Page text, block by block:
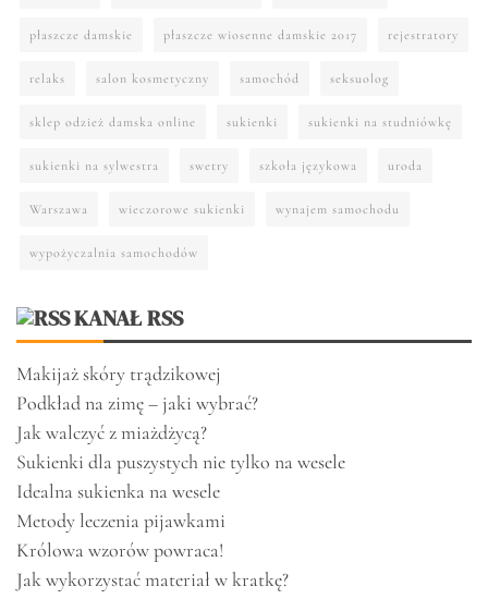
płaszcze damskie płaszcze wiosenne damskie 2017 rejestratory
relaks salon kosmetyczny samochód seksuolog
sklep odzież damska online sukienki sukienki na studniówkę
sukienki na sylwestra swetry szkoła językowa uroda
Warszawa wieczorowe sukienki wynajem samochodu
wypożyczalnia samochodów
KANAŁ RSS
Makijaż skóry trądzikowej
Podkład na zimę – jaki wybrać?
Jak walczyć z miażdżycą?
Sukienki dla puszystych nie tylko na wesele
Idealna sukienka na wesele
Metody leczenia pijawkami
Królowa wzorów powraca!
Jak wykorzystać materiał w kratkę?